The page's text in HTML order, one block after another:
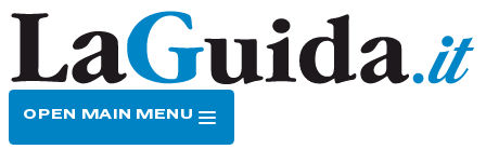
OPEN MAIN MENU